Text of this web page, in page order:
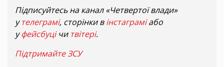
Підписуйтесь на канал «Четвертої влади»
утелеграмі, сторінки вінстаграміабо
уфейсбуцічи твітері.
Підтримайте ЗСУ